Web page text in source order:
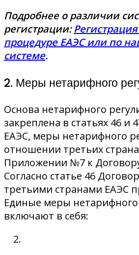
Подробнее о различии
регистрации:
процедуре ЕАЭС или по
системе.
2. Меры нетарифного
Основа нетарифного
закреплена в статьях 46 и
ЕАЭС, меры нетарифного
отношении третьих
Приложении №7 к
Согласно статье 46
третьими странами ЕАЭС
Единые меры
включают в себя: